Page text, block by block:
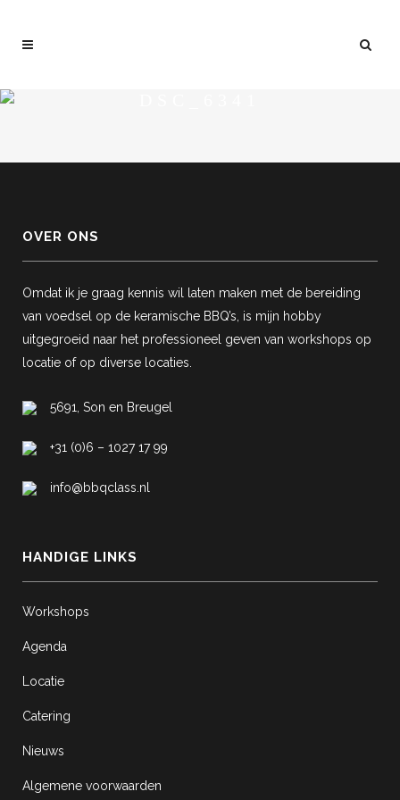
OVER ONS
Omdat ik je graag kennis wil laten maken met de bereiding
van voedsel op de keramische BBQ’s, is mijn hobby
uitgegroeid naar het professioneel geven van workshops op
locatie of op diverse locaties.
5691, Son en Breugel
+31 (0)6 – 1027 17 99
info@bbqclass.nl
HANDIGE LINKS
Workshops
Agenda
Locatie
Catering
Nieuws
Algemene voorwaarden